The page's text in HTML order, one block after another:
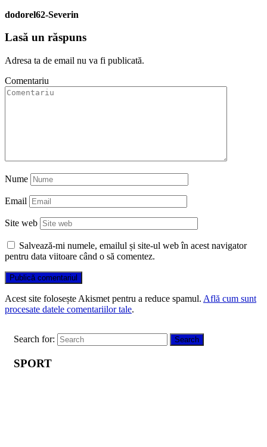
dodorel62-Severin
Lasă un răspuns
Adresa ta de email nu va fi publicată.
Comentariu
Nume
Email
Site web
Salvează-mi numele, emailul și site-ul web în acest navigator
pentru data viitoare când o să comentez.
Acest site folosește Akismet pentru a reduce spamul. Află cum sunt
procesate datele comentariilor tale.
Search for: Search
SPORT